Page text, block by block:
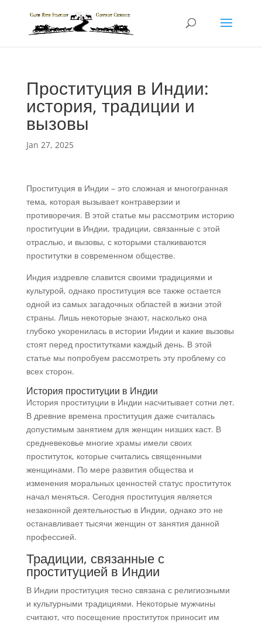
Проституция в Индии:
история, традиции и
вызовы
Jan 27, 2025
Проституция в Индии – это сложная и многогранная
тема, которая вызывает контраверзии и
противоречия. В этой статье мы рассмотрим историю
проституции в Индии, традиции, связанные с этой
отраслью, и вызовы, с которыми сталкиваются
проститутки в современном обществе.
Индия издревле славится своими традициями и
культурой, однако проституция все также остается
одной из самых загадочных областей в жизни этой
страны. Лишь некоторые знают, насколько она
глубоко укоренилась в истории Индии и какие вызовы
стоят перед проститутками каждый день. В этой
статье мы попробуем рассмотреть эту проблему со
всех сторон.
История проституции в Индии
История проституции в Индии насчитывает сотни лет.
В древние времена проституция даже считалась
допустимым занятием для женщин низших каст. В
средневековье многие храмы имели своих
проституток, которые считались священными
женщинами. По мере развития общества и
изменения моральных ценностей статус проституток
начал меняться. Сегодня проституция является
незаконной деятельностью в Индии, однако это не
останавливает тысячи женщин от занятия данной
профессией.
Традиции, связанные с
проституцией в Индии
В Индии проституция тесно связана с религиозными
и культурными традициями. Некоторые мужчины
считают, что посещение проституток приносит им